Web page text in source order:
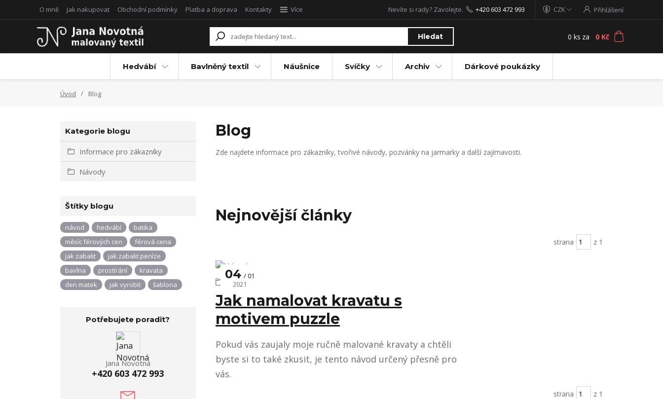
O mně Jak nakupovat Obchodní podmínky Platba a doprava Kontakty Více CZK Přihlášení
Hledat
Nevíte si rady? Zavolejte. +420 603 472 993
0 ks za 0 Kč
Hedvábí Bavlněný textil Náušnice Svíčky Archiv Dárkové poukázky
Úvod Blog
Kategorie blogu
Informace pro zákazníky
Návody
Štítky blogu
návod hedvábí
batika
měsíc férových cen
férová cena
jak zabalit
jak zabalit peníze
bavlna
prostírání
kravata
den matek
jak vyrobit šablona
Potřebujete poradit?
Jana Novotná
+420 603 472 993
Blog
Zde najdete informace pro zákazníky, tvořivé návody, pozvánky na jarmarky a další zajímavosti.
Nejnovější články
strana z 1
Jak namalovat kravatu s
motivem puzzle
04
01
2021
Návody
Pokud vás zaujaly moje ručně malované kravaty a chtěli
byste si to také zkusit, je tento návod určený přesně pro
vás.
strana z 1